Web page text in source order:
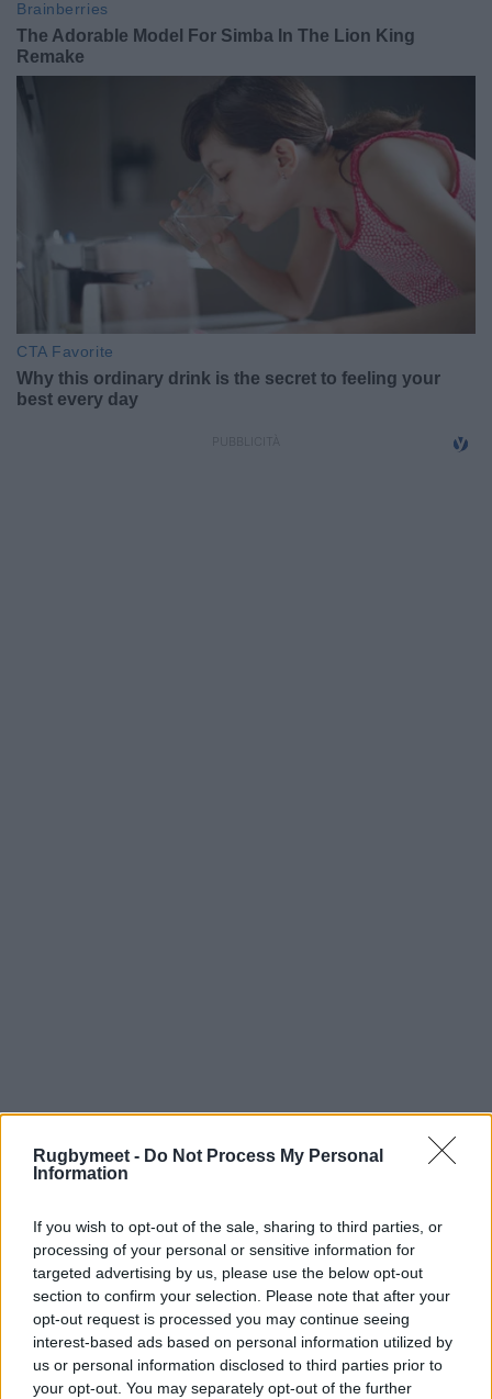
Rugbymeet - Do Not Process My Personal
Information
If you wish to opt-out of the sale, sharing to third parties, or
processing of your personal or sensitive information for
targeted advertising by us, please use the below opt-out
section to confirm your selection. Please note that after your
opt-out request is processed you may continue seeing
interest-based ads based on personal information utilized by
us or personal information disclosed to third parties prior to
your opt-out. You may separately opt-out of the further
Jacopo Botturi, anche lui bresciano, classe
molto veloce ed esplosivo. Terza linea, numero
8, è alto 184 cm per 107 kg. Ha iniziato a
giocare in Under 12 a Calvisano, fino ad
arrivare a indossare la maglia della Nazionale
Under 18 e Under 19 da capitano, e poi
dell’Under 20. Dopo aver giocato in prima